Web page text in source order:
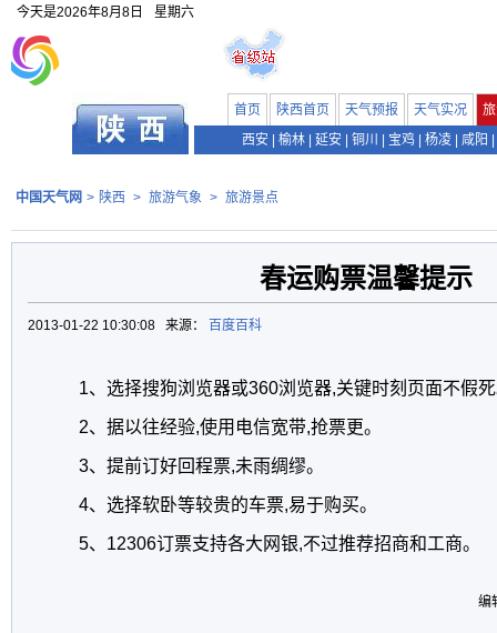
今天是2026年8月8日 星期六
首页 陕西首页 天气预报 天气实况
西安
榆林 延安 铜川 宝鸡 杨凌 咸阳
中国天气网 > 陕西 > 旅游气象 > 旅游景点
春运购票温馨提示
2013-01-22 10:30:08 来源： 百度百科
1、选择搜狗浏览器或360浏览器,关键时刻页面不假
2、据以往经验,使用电信宽带,抢票更。
3、提前订好回程票,未雨绸缪。
4、选择软卧等较贵的车票,易于购买。
5、12306订票支持各大网银,不过推荐招商和工商。
编